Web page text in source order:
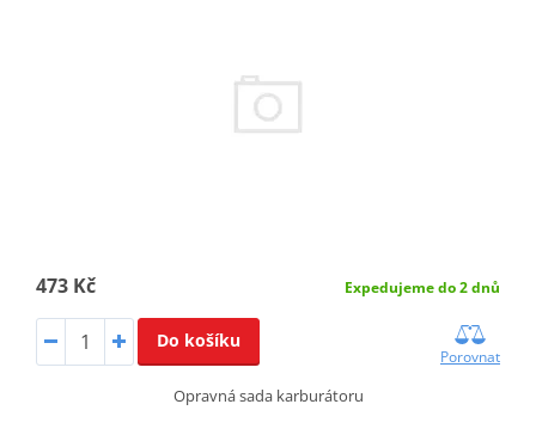
473 Kč Expedujeme do 2 dnů
Do košíku
Porovnat
Opravná sada karburátoru